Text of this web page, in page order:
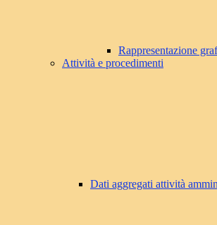
Rappresentazione
Attività e procedimenti
Dati aggregati attività